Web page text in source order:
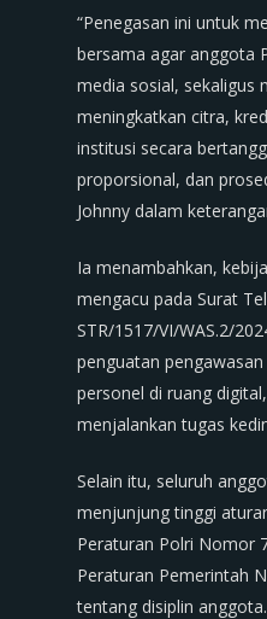
“Penegasan ini untuk
bersama agar anggota
media sosial, sekaligus
meningkatkan citra,
institusi secara
proporsional, dan
Johnny dalam
Ia menambahkan,
mengacu pada Surat
STR/1517/VI/WAS.2/
penguatan
personel di ruang
menjalankan tugas
Selain itu, seluruh
menjunjung tinggi
Peraturan Polri Nomor
Peraturan Pemerintah
tentang disiplin